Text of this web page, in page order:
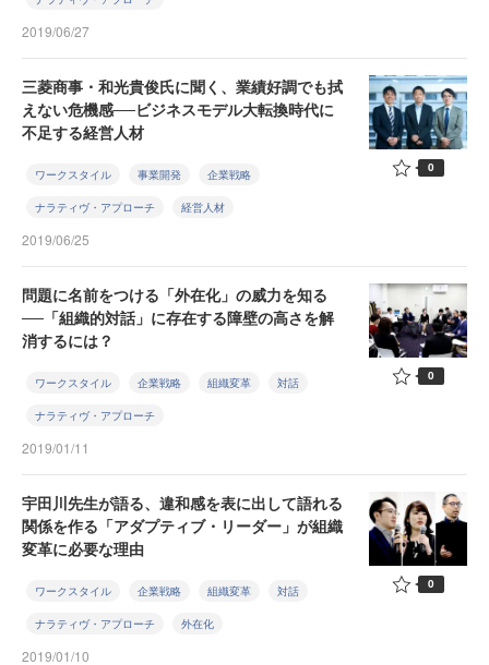
2019/06/27
三菱商事・和光貴俊氏に聞く、業績好調でも拭
えない危機感──ビジネスモデル大転換時代に
不足する経営人材
ワークスタイル 事業開発 企業戦略
ナラティヴ・アプローチ 経営人材
2019/06/25
0
問題に名前をつける「外在化」の威力を知る
──「組織的対話」に存在する障壁の高さを解
消するには？
ワークスタイル 企業戦略 組織変革 対話
ナラティヴ・アプローチ
2019/01/11
0
宇田川先生が語る、違和感を表に出して語れる
関係を作る「アダプティブ・リーダー」が組織
変革に必要な理由
ワークスタイル 企業戦略 組織変革 対話
ナラティヴ・アプローチ 外在化
2019/01/10
0